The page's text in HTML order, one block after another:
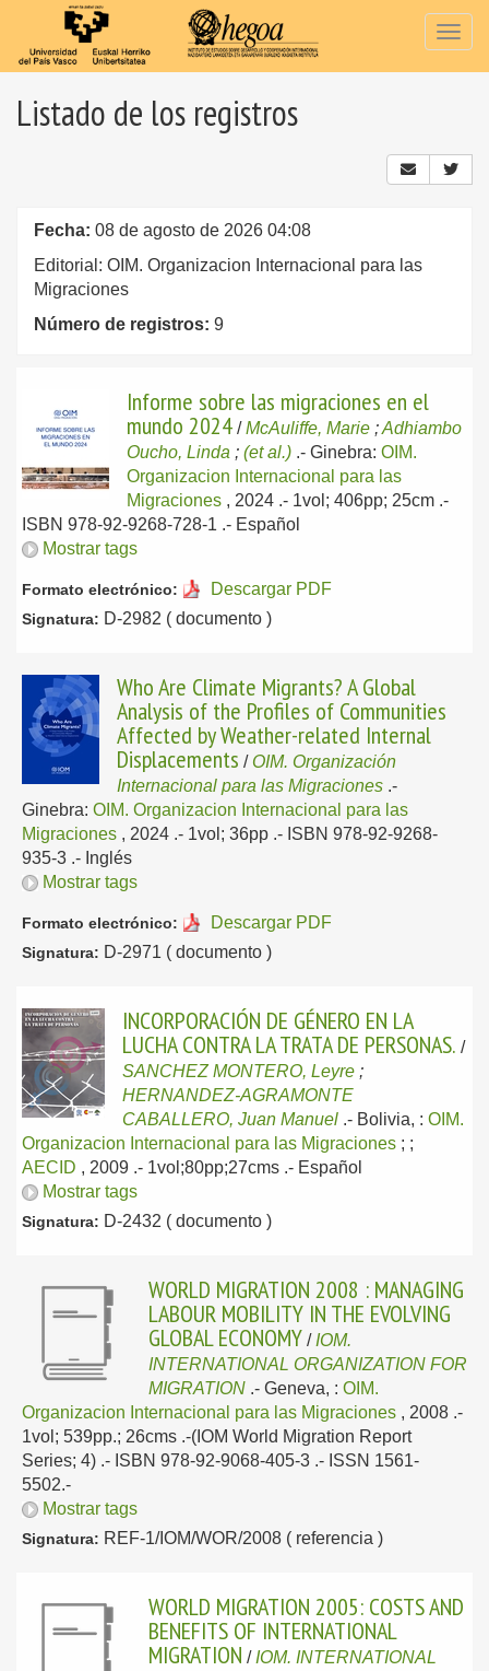
Listado de los registros
Fecha: 08 de agosto de 2026 04:08
Editorial: OIM. Organizacion Internacional para las
Migraciones
Número de registros: 9
Informe sobre las migraciones en el
mundo 2024 /McAuliffe, Marie ;Adhiambo
Oucho, Linda ; (et al.) .- Ginebra: OIM.
Organizacion Internacional para las
Migraciones , 2024 .- 1vol; 406pp; 25cm .-
ISBN 978-92-9268-728-1 .- Español
Mostrar tags
Formato electrónico: Descargar PDF
Signatura: D-2982 ( documento )
Who Are Climate Migrants? A Global
Analysis of the Profiles of Communities
Affected by Weather-related Internal
Displacements / OIM. Organización
Internacional para las Migraciones .-
Ginebra: OIM. Organizacion Internacional para las
Migraciones , 2024 .- 1vol; 36pp .- ISBN 978-92-9268-
935-3 .- Inglés
Mostrar tags
Formato electrónico: Descargar PDF
Signatura: D-2971 ( documento )
INCORPORACIÓN DE GÉNERO EN LA
LUCHA CONTRA LA TRATA DE PERSONAS. /
SANCHEZ MONTERO, Leyre ;
HERNANDEZ-AGRAMONTE
CABALLERO, Juan Manuel .- Bolivia, : OIM.
Organizacion Internacional para las Migraciones ; ;
AECID , 2009 .- 1vol;80pp;27cms .- Español
Mostrar tags
Signatura: D-2432 ( documento )
WORLD MIGRATION 2008 : MANAGING
LABOUR MOBILITY IN THE EVOLVING
GLOBAL ECONOMY / IOM.
INTERNATIONAL ORGANIZATION FOR
MIGRATION .- Geneva, : OIM.
Organizacion Internacional para las Migraciones , 2008 .-
1vol; 539pp.; 26cms .-(IOM World Migration Report
Series; 4) .- ISBN 978-92-9068-405-3 .- ISSN 1561-
5502.-
Mostrar tags
Signatura: REF-1/IOM/WOR/2008 ( referencia )
WORLD MIGRATION 2005: COSTS AND
BENEFITS OF INTERNATIONAL
MIGRATION / IOM. INTERNATIONAL